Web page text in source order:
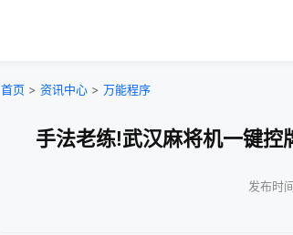
首页 > 资讯中心 > 万能程序
手法老练!武汉麻将机一键控
发布时